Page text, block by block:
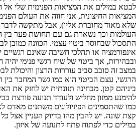
לבטא במילים את המציאות הפנימית שלי אל
המציאות החיצונית, אני חווה את העולם
שלא מאוד מחוברת אליו), אבל מתקשה לדבר
העולמות וכך נשארת גם עם תחושת פער בין
התסכול שבחוסר ביטוי עצמי. הכוונה כמובן
אינפורמציה או תהלכי חשיבה שאינם רגשיים
ובבהירות, אך ביטוי של שיח רגשי פנימי
במצב זה סובב סביב עוררות הרצון והיכולת
הרגשי, עצם הביטוי הוא כמו גשר המחבר בין
ביניהם קטן. מבחינה תזונתית יש לחזק את
להימנע ממזון מחליש ולעודד תנועה פורצת
כמו שהתסמינים הפיזיולוגים משתנים מאדם
קצת שונה. יש להבין מהו בדיוק העניין אצל
במילים כדי לפתוח פתח לתנועה של איזון.